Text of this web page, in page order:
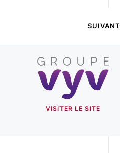
SUIVANT
VISITER LE SITE